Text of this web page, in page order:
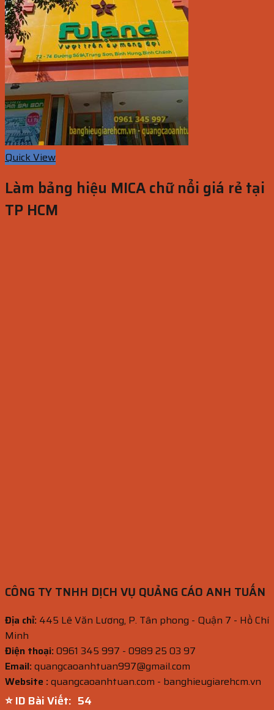
Quick View
Làm bảng hiệu MICA chữ nổi giá rẻ tại
TP HCM
CÔNG TY TNHH DỊCH VỤ QUẢNG CÁO ANH TUẤN
Địa chỉ: 445 Lê Văn Lương, P. Tân phong - Quận 7 - Hồ Chí
Minh
Điện thoại:0961 345 997 - 0989 25 03 97
Email:quangcaoanhtuan997@gmail.com
Website :quangcaoanhtuan.com - banghieugiarehcm.vn
⭐ ID Bài Viết: 52